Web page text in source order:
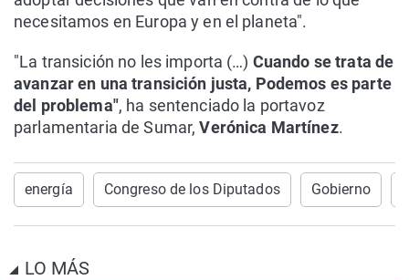
necesitamos en Europa y en el planeta".
"La transición no les importa (…) Cuando se trata de
avanzar en una transición justa, Podemos es parte
del problema", ha sentenciado la portavoz
parlamentaria de Sumar,Verónica Martínez.
energía Congreso de los Diputados Gobierno
LO MÁS